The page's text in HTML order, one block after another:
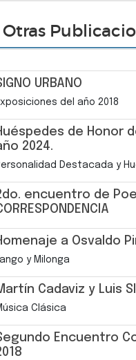
URBANO
del año 2018
de Honor
2024.
Destacada y
encuentro de
a Osvaldo
Tango y Milonga
Cadaviz y Luis
Clásica
Encuentro